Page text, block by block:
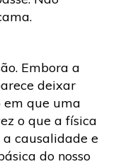
Embora a
deixar
em que uma
o que a física
a causalidade e
do nosso